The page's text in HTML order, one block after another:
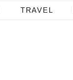
TRAVEL